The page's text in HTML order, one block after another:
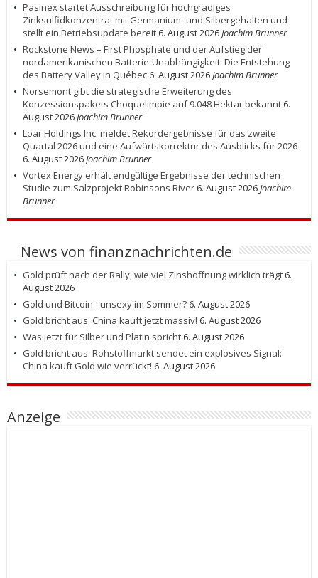
Pasinex startet Ausschreibung für hochgradiges
Zinksulfidkonzentrat mit Germanium- und Silbergehalten und
stellt ein Betriebsupdate bereit 6. August 2026Joachim Brunner
Rockstone News – First Phosphate und der Aufstieg der
nordamerikanischen Batterie-Unabhängigkeit: Die Entstehung
des Battery Valley in Québec 6. August 2026Joachim Brunner
Norsemont gibt die strategische Erweiterung des
Konzessionspakets Choquelimpie auf 9.048 Hektar bekannt 6.
August 2026Joachim Brunner
Loar Holdings Inc. meldet Rekordergebnisse für das zweite
Quartal 2026 und eine Aufwärtskorrektur des Ausblicks für 2026
6. August 2026Joachim Brunner
Vortex Energy erhält endgültige Ergebnisse der technischen
Studie zum Salzprojekt Robinsons River 6. August 2026Joachim
Brunner
News von finanznachrichten.de
Gold prüft nach der Rally, wie viel Zinshoffnung wirklich trägt 6.
August 2026
Gold und Bitcoin - unsexy im Sommer? 6. August 2026
Gold bricht aus: China kauft jetzt massiv! 6. August 2026
Was jetzt für Silber und Platin spricht 6. August 2026
Gold bricht aus: Rohstoffmarkt sendet ein explosives Signal:
China kauft Gold wie verrückt! 6. August 2026
Anzeige